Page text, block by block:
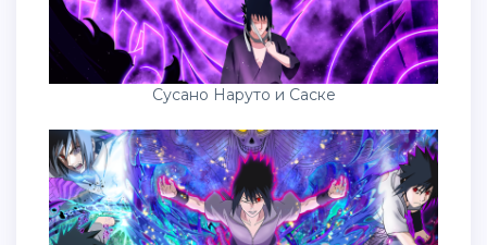
Сусано Наруто и Саске